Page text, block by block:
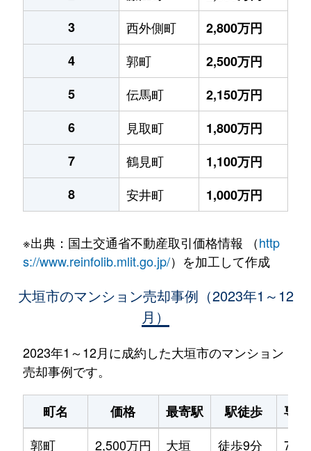
3
西外側町
2,800万円
4
郭町
2,500万円
5
伝馬町
2,150万円
6
見取町
1,800万円
7
鶴見町
1,100万円
8
安井町 1,000万円
※出典：国土交通省不動産取引価格情報 （http
s://www.reinfolib.mlit.go.jp/）を加工して作成
大垣市のマンション売却事例（2023年1～12
月）
2023年1～12月に成約した大垣市のマンション
売却事例です。
町名 価格 最寄駅 駅徒歩
専
郭町
2,500万円 大垣 徒歩9分